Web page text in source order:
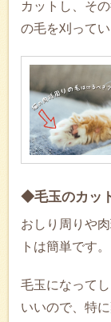
カットし、そ
の毛を刈って
◆毛玉のカッ
おしり周りや
トは簡単です。
毛玉になって
いいので、特